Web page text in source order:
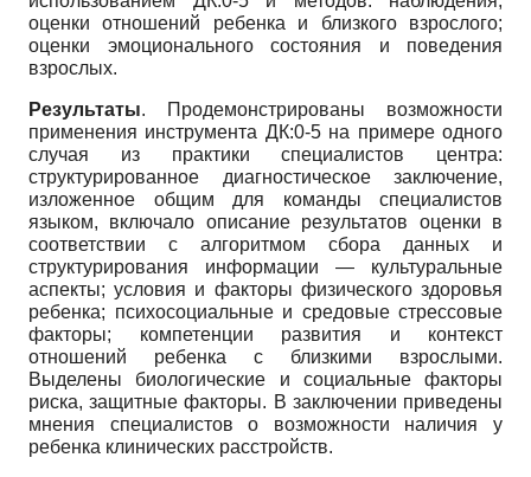
оценки отношений ребенка и близкого взрослого;
оценки эмоционального состояния и поведения
взрослых.
Результаты. Продемонстрированы возможности
применения инструмента ДК:0-5 на примере одного
случая из практики специалистов центра:
структурированное диагностическое заключение,
изложенное общим для команды специалистов
языком, включало описание результатов оценки в
соответствии с алгоритмом сбора данных и
структурирования информации — культуральные
аспекты; условия и факторы физического здоровья
ребенка; психосоциальные и средовые стрессовые
факторы; компетенции развития и контекст
отношений ребенка с близкими взрослыми.
Выделены биологические и социальные факторы
риска, защитные факторы. В заключении приведены
мнения специалистов о возможности наличия у
ребенка клинических расстройств.